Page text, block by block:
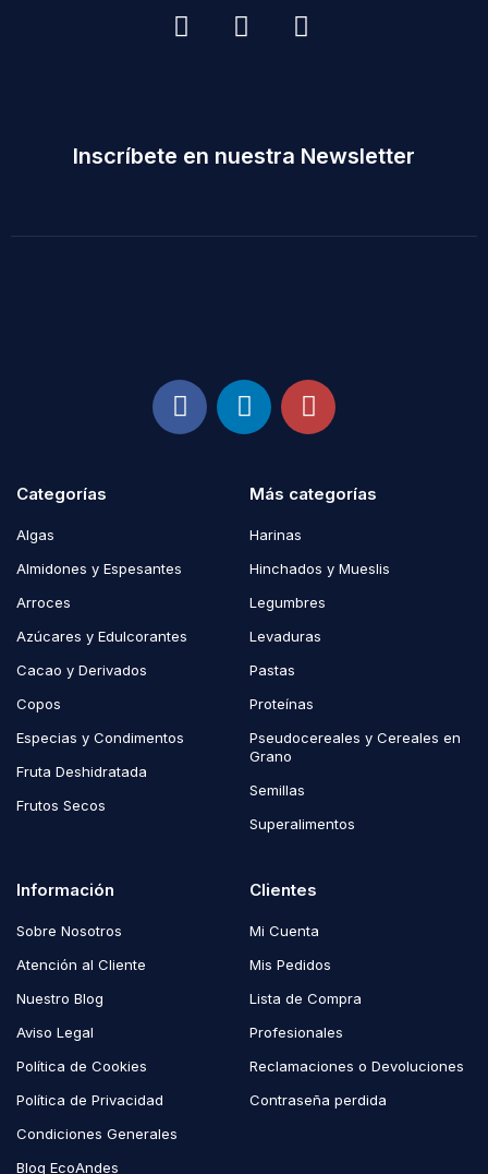
Inscríbete en nuestra Newsletter
Categorías
Algas
Almidones y Espesantes
Arroces
Azúcares y Edulcorantes
Cacao y Derivados
Copos
Especias y Condimentos
Fruta Deshidratada
Frutos Secos
Más categorías
Harinas
Hinchados y Mueslis
Legumbres
Levaduras
Pastas
Proteínas
Pseudocereales y Cereales en
Grano
Semillas
Superalimentos
Información
Sobre Nosotros
Atención al Cliente
Nuestro Blog
Aviso Legal
Política de Cookies
Política de Privacidad
Condiciones Generales
Blog EcoAndes
Clientes
Mi Cuenta
Mis Pedidos
Lista de Compra
Profesionales
Reclamaciones o Devoluciones
Contraseña perdida